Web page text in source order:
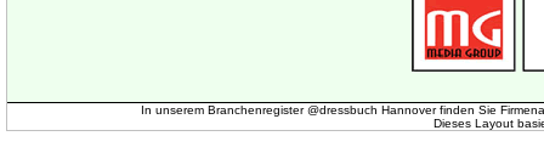
In unserem Branchenregister @dressbuch Hannover finden Sie
Dieses Layout